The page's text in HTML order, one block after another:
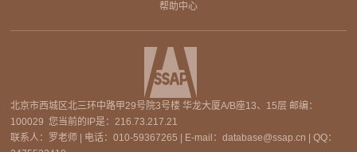
帮助中心
北京市西城区北三环中路甲29号院3号楼 华龙大厦A/B座13、15层 邮编：
100029 您当前的IP是：216.73.217.21
联系人：罗老师 | 电话：010-59367265 | E-mail：database@ssap.cn | QQ：